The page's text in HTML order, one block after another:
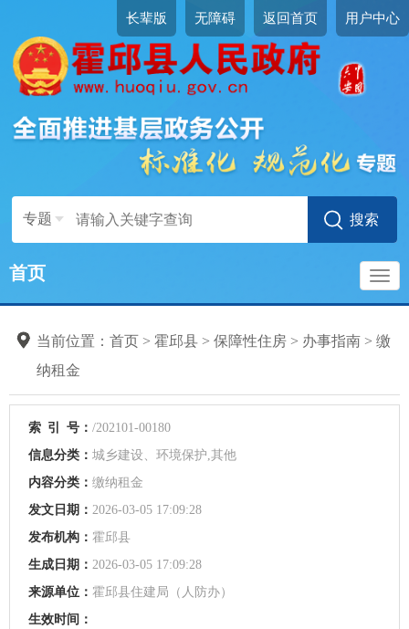
长辈版 无障碍 返回首页 用户中心
专题
首页
当前位置： 首页 > 霍邱县 > 保障性住房 > 办事指南 > 缴
纳租金
索 引 号： /202101-00180
信息分类： 城乡建设、环境保护,其他
内容分类： 缴纳租金
发文日期： 2026-03-05 17:09:28
发布机构： 霍邱县
生成日期： 2026-03-05 17:09:28
来源单位： 霍邱县住建局（人防办）
生效时间：